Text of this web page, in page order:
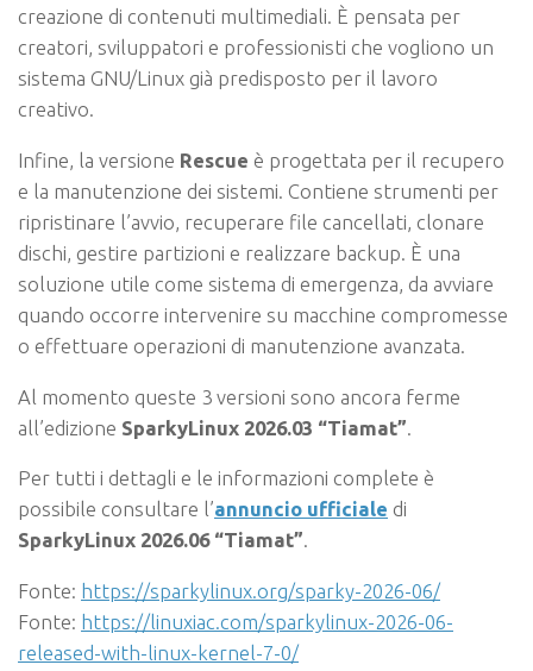
creazione di contenuti multimediali. È pensata per
creatori, sviluppatori e professionisti che vogliono un
sistema GNU/Linux già predisposto per il lavoro
creativo.
Infine, la versione Rescue è progettata per il recupero
e la manutenzione dei sistemi. Contiene strumenti per
ripristinare l’avvio, recuperare file cancellati, clonare
dischi, gestire partizioni e realizzare backup. È una
soluzione utile come sistema di emergenza, da avviare
quando occorre intervenire su macchine compromesse
o effettuare operazioni di manutenzione avanzata.
Al momento queste 3 versioni sono ancora ferme
all’edizione SparkyLinux 2026.03 “Tiamat”
Per tutti i dettagli e le informazioni complete è
possibile consultare l’annuncio ufficiale di
SparkyLinux 2026.06 “Tiamat”.
Fonte: https://sparkylinux.org/sparky-2026-06/
Fonte: https://linuxiac.com/sparkylinux-2026-06-
released-with-linux-kernel-7-0/